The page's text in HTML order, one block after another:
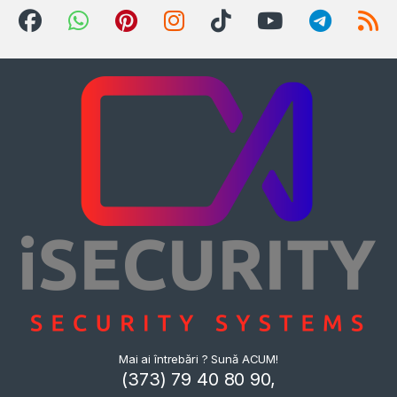
Mai ai întrebări ? Sună ACUM!
(373) 79 40 80 90,